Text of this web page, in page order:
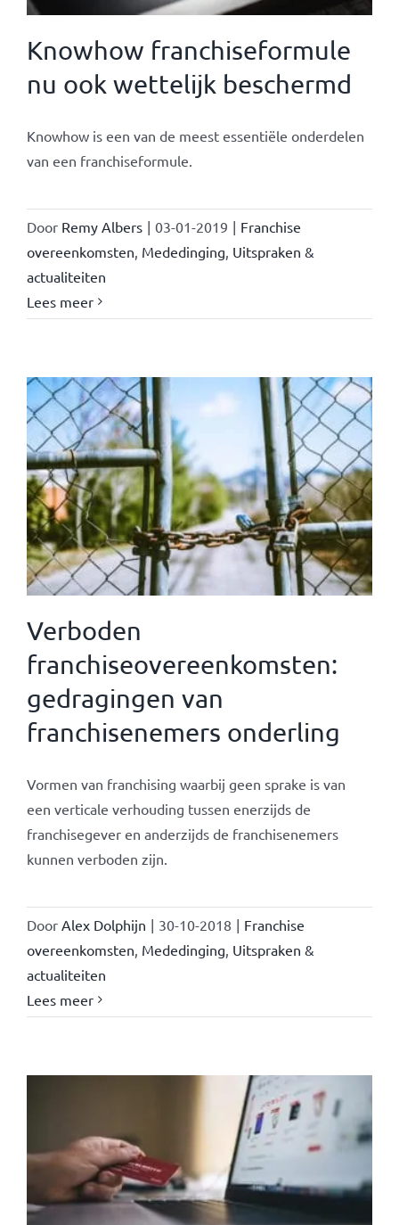
Knowhow franchiseformule
nu ook wettelijk beschermd
Knowhow is een van de meest essentiële onderdelen
van een franchiseformule.
Door Remy Albers | 03-01-2019 | Franchise
overeenkomsten Mededinging Uitspraken &
actualiteiten
Lees meer
Verboden
franchiseovereenkomsten:
gedragingen van
franchisenemers onderling
Vormen van franchising waarbij geen sprake is van
een verticale verhouding tussen enerzijds de
franchisegever en anderzijds de franchisenemers
kunnen verboden zijn.
Door Alex Dolphijn | 30-10-2018 | Franchise
overeenkomsten Mededinging Uitspraken &
actualiteiten
Lees meer